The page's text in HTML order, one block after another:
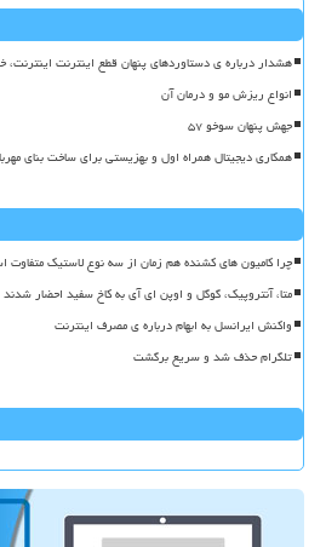
هشدار درباره ی دستاوردهای پنهان قطع اینترنت
انواع ریزش مو و درمان آن
جهش پنهان سوخو ۵۷
همکاری دیجیتال همراه اول و بهزیستی برای ساخت بنای
چرا کامیون های کشنده هم زمان از سه نوع لاستیک متفاوت
متا، آنتروپیک، گوگل و اوپن ای آی به کاخ سفید احضار شدند
واکنش ایرانسل به ابهام درباره ی مصرف اینترنت
تلگرام حذف شد و سریع برگشت